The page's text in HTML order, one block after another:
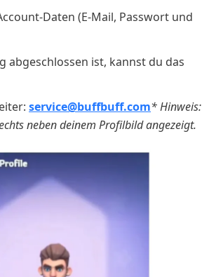
Daten (E-Mail, Passwort und
abgeschlossen ist, kannst du das
service@buffbuff.com* Hinweis:
neben deinem Profilbild angezeigt.